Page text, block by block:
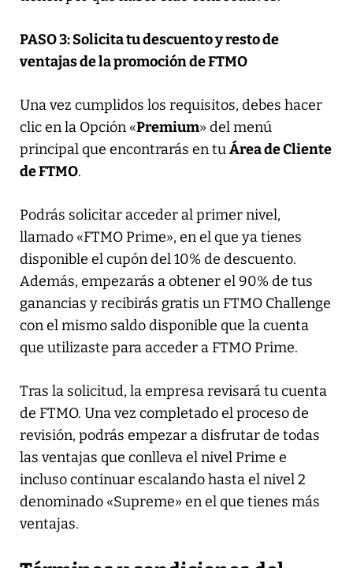
PASO 3: Solicita tu descuento y resto de
ventajas de la promoción de FTMO
Una vez cumplidos los requisitos, debes hacer
clic en la Opción «Premium» del menú
principal que encontrarás en tuÁrea de Cliente
de FTMO.
Podrás solicitar acceder al primer nivel,
llamado «FTMO Prime», en el que ya tienes
disponible el cupón del 10% de descuento.
Además, empezarás a obtener el 90% de tus
ganancias y recibirás gratis un FTMO Challenge
con el mismo saldo disponible que la cuenta
que utilizaste para acceder a FTMO Prime.
Tras la solicitud, la empresa revisará tu cuenta
de FTMO. Una vez completado el proceso de
revisión, podrás empezar a disfrutar de todas
las ventajas que conlleva el nivel Prime e
incluso continuar escalando hasta el nivel 2
denominado «Supreme» en el que tienes más
ventajas.